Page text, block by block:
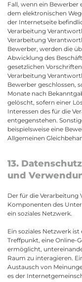
Fall, wenn ein
dem elektronischen
der Internetseite
Verarbeitung
Verarbeitung
Bewerber, werden die
Abwicklung des
gesetzlichen
Verarbeitung
Bewerber geschlossen,
Monate nach
gelöscht, sofern einer
Interessen des für die
entgegenstehen.
beispielsweise eine
Allgemeinen
13.
und
Der für die
Komponenten des
ein soziales Netzwerk.
Ein soziales Netzwerk
Treffpunkt, eine Online-
ermöglicht,
Raum zu interagieren.
Austausch von
es der